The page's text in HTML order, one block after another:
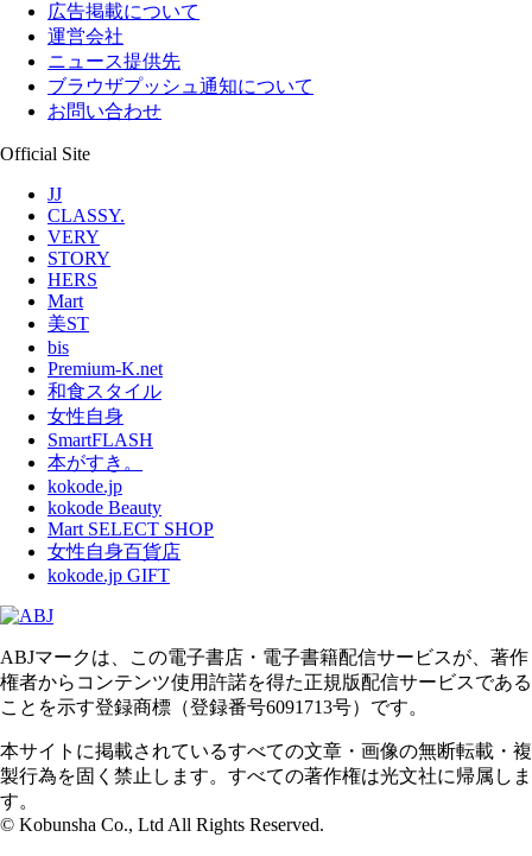
広告掲載について
運営会社
ニュース提供先
ブラウザプッシュ通知について
お問い合わせ
Official Site
JJ
CLASSY.
VERY
STORY
HERS
Mart
美ST
bis
Premium-K.net
和食スタイル
女性自身
SmartFLASH
本がすき。
kokode.jp
kokode Beauty
Mart SELECT SHOP
女性自身百貨店
kokode.jp GIFT
ABJマークは、この電子書店・電子書籍配信サービスが、著作
権者からコンテンツ使用許諾を得た正規版配信サービスである
ことを示す登録商標（登録番号6091713号）です。
本サイトに掲載されているすべての文章・画像の無断転載・複
製行為を固く禁止します。すべての著作権は光文社に帰属しま
す。
© Kobunsha Co., Ltd All Rights Reserved.